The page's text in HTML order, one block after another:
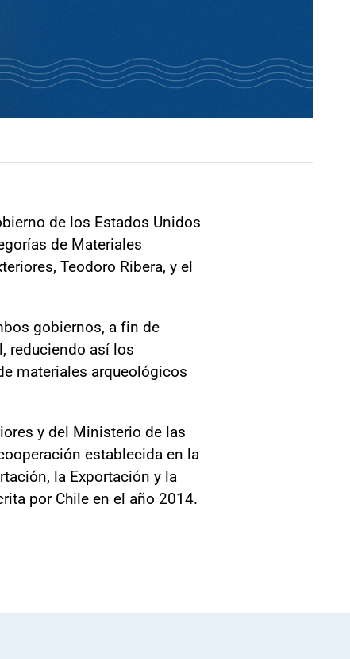
de los Estados Unidos
de Materiales
Teodoro Ribera, y el
gobiernos, a fin de
reduciendo así los
materiales arqueológicos
y del Ministerio de las
establecida en la
la Exportación y la
por Chile en el año 2014.